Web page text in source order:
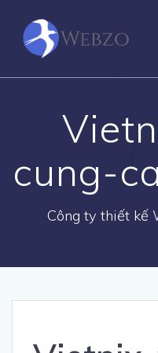
cung-
Công ty thiết kế